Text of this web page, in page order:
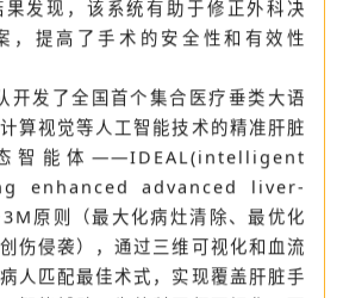
率先在国内外将计算机辅助手术
肝脏肿瘤根治性切除术的术前评估
果发现，该系统有助于修正外科决
，提高了手术的安全性和有效性
了全国首个集合医疗垂类大语
算视觉等人工智能技术的精准肝脏
智能体——IDEAL(intelligent
enhanced advanced liver-
原则（最大化病灶清除、最优化